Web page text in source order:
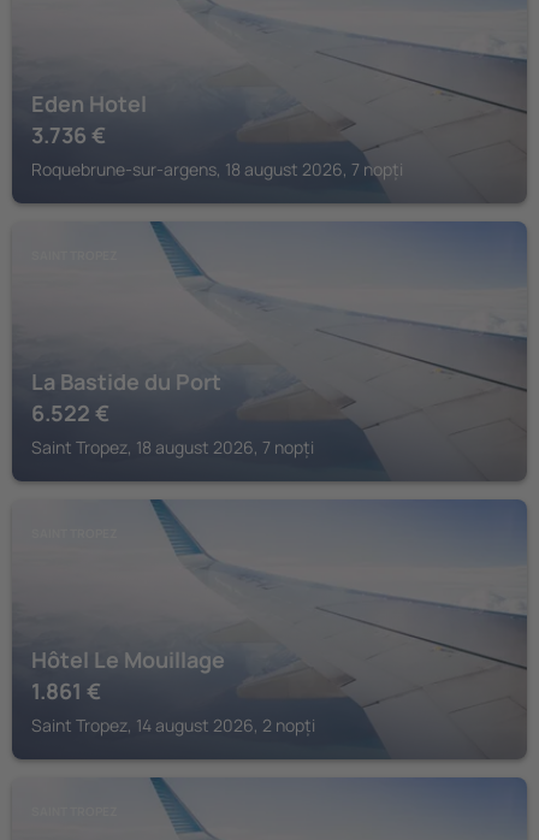
Eden Hotel
3.736 €
Roquebrune-sur-argens, 18 august 2026, 7 nopți
La Bastide du Port
6.522 €
Saint Tropez, 18 august 2026, 7 nopți
Hôtel Le Mouillage
1.861 €
Saint Tropez, 14 august 2026, 2 nopți